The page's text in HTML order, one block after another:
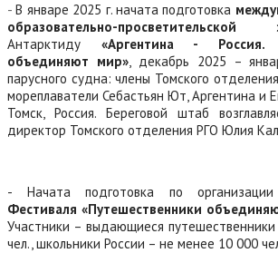
-В январе 2025 г. начата подготовка
образовательно-просветительской
Антарктиду «Аргентина - Россия.
объединяют мир», декабрь 2025 –
парусного судна: члены Томского
мореплаватели Себастьян Ют, Аргентина и
Томск, Россия. Береговой штаб
директор Томского отделения РГО Юлия
- Начата подготовка по
Фестиваля «Путешественники
Участники – выдающиеся
чел., школьники России – не менее 10 000